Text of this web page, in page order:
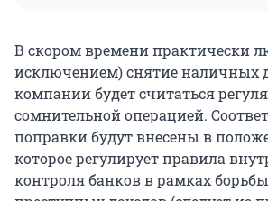
В скором времени практически
исключением) снятие наличных
компании будет считаться
сомнительной операцией.
поправки будут внесены в
которое регулирует правила
контроля банков в рамках